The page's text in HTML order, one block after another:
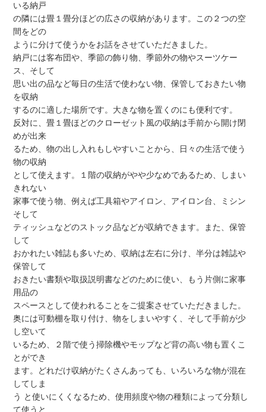
いる納戸
の隣には畳１畳分ほどの広さの収納があります。この２つの空
間をどの
ように分けて使うかをお話をさせていただきました。
納戸には客布団や、季節の飾り物、季節外の物やスーツケー
ス、そして
思い出の品など毎日の生活で使わない物、保管しておきたい物
を収納
するのに適した場所です。大きな物を置くのにも便利です。
反対に、畳１畳ほどのクローゼット風の収納は手前から開け閉
めが出来
るため、物の出し入れもしやすいことから、日々の生活で使う
物の収納
として使えます。１階の収納がやや少なめであるため、しまい
きれない
家事で使う物、例えば工具箱やアイロン、アイロン台、ミシン
そして
ティッシュなどのストック品などが収納できます。また、保管
して
おかれたい雑誌も多いため、収納は左右に分け、半分は雑誌や
保管して
おきたい書類や取扱説明書などのために使い、もう片側に家事
用品の
スペースとして使われることをご提案させていただきました。
奥には可動棚を取り付け、物をしまいやすく、そして手前が少
し空いて
いるため、２階で使う掃除機やモップなど背の高い物も置くこ
とができ
ます。どれだけ収納がたくさんあっても、いろいろな物が混在
してしま
う と使いにくくなるため、使用頻度や物の種類によって分類し
て使うと